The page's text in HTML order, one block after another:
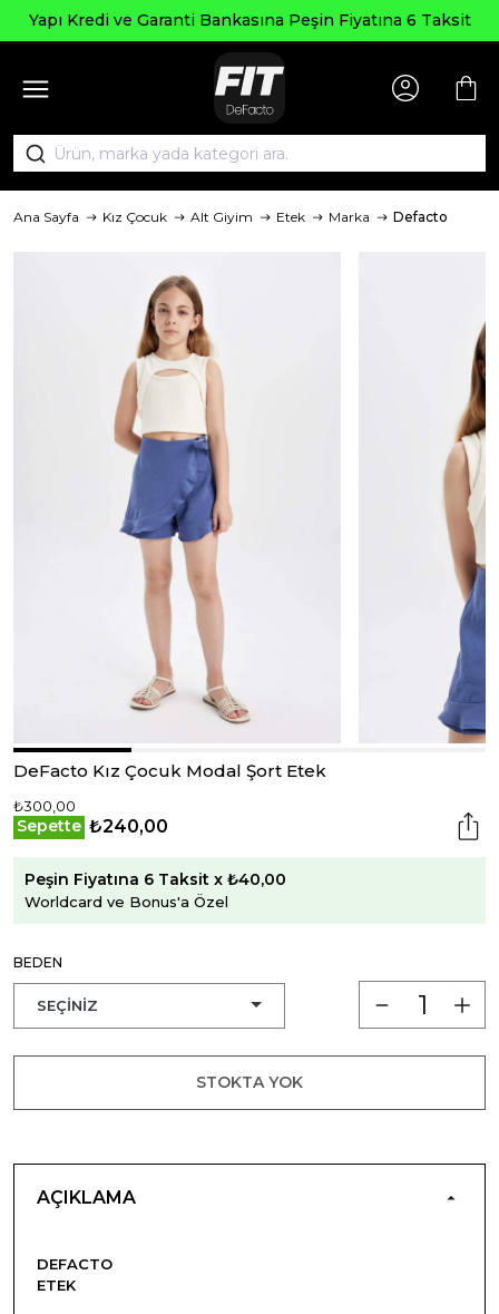
Yapı Kredi ve Garanti Bankasına Peşin Fiyatına 6 Taksit
Ana Sayfa Kız Çocuk Alt Giyim Etek Marka Defacto
DeFacto Kız Çocuk Modal Şort Etek
₺300,00
Sepette ₺240,00
Peşin Fiyatına 6 Taksit x ₺40,00
Worldcard ve Bonus'a Özel
BEDEN
STOKTA YOK
AÇIKLAMA
DEFACTO
ETEK